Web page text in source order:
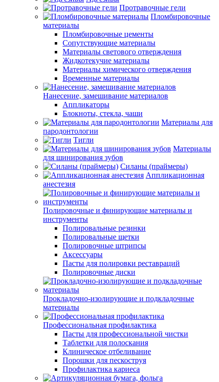
Протравочные гели
Пломбировочные
материалы
Пломбировочные цементы
Сопутствующие материалы
Материалы светового отверждения
Жидкотекучие материалы
Материалы химического отверждения
Временные материалы
Нанесение, замешивание материалов
Аппликаторы
Блокноты, стекла, чаши
Материалы для
пародонтологии
Тигли
Материалы
для шинирования зубов
Силаны (праймеры)
Аппликационная
анестезия
Полировочные и финирующие материалы и
инструменты
Полировальные резинки
Полировальные щетки
Полировочные штрипсы
Аксессуары
Пасты для полировки реставраций
Полировочные диски
Прокладочно-изолирующие и подкладочные
материалы
Профессиональная профилактика
Пасты для профессиональной чистки
Таблетки для полоскания
Клиническое отбеливание
Порошки для пескоструя
Профилактика кариеса